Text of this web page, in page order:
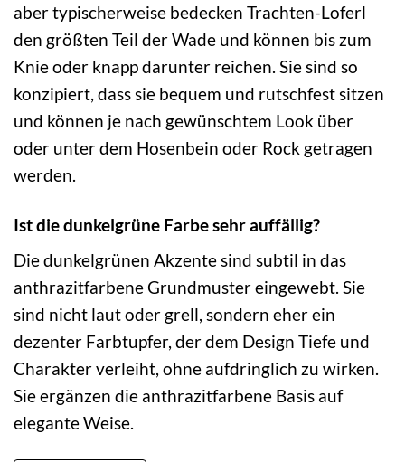
aber typischerweise bedecken Trachten-Loferl
den größten Teil der Wade und können bis zum
Knie oder knapp darunter reichen. Sie sind so
konzipiert, dass sie bequem und rutschfest sitzen
und können je nach gewünschtem Look über
oder unter dem Hosenbein oder Rock getragen
werden.
Ist die dunkelgrüne Farbe sehr auffällig?
Die dunkelgrünen Akzente sind subtil in das
anthrazitfarbene Grundmuster eingewebt. Sie
sind nicht laut oder grell, sondern eher ein
dezenter Farbtupfer, der dem Design Tiefe und
Charakter verleiht, ohne aufdringlich zu wirken.
Sie ergänzen die anthrazitfarbene Basis auf
elegante Weise.